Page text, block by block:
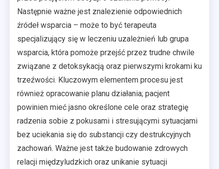
Następnie ważne jest znalezienie odpowiednich
źródeł wsparcia – może to być terapeuta
specjalizujący się w leczeniu uzależnień lub grupa
wsparcia, która pomoże przejść przez trudne chwile
związane z detoksykacją oraz pierwszymi krokami ku
trzeźwości. Kluczowym elementem procesu jest
również opracowanie planu działania; pacjent
powinien mieć jasno określone cele oraz strategię
radzenia sobie z pokusami i stresującymi sytuacjami
bez uciekania się do substancji czy destrukcyjnych
zachowań. Ważne jest także budowanie zdrowych
relacji międzyludzkich oraz unikanie sytuacji